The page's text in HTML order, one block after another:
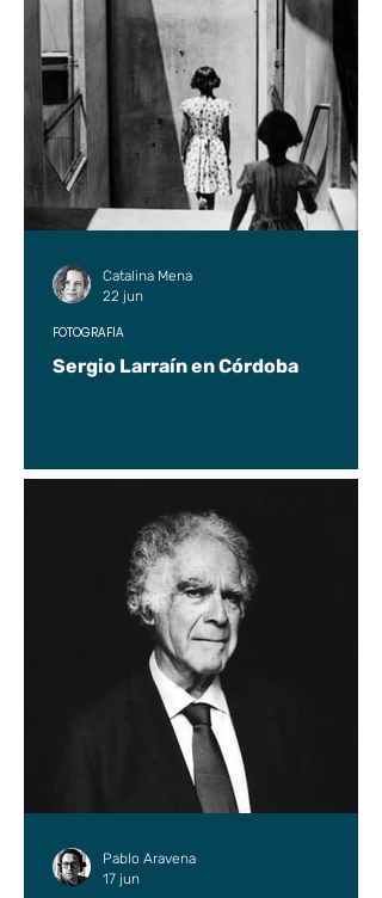
Sergio Larraín en Córdoba
FOTOGRAFÍA
Catalina Mena
22 jun
Pablo Aravena
17 jun